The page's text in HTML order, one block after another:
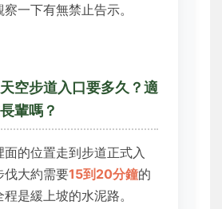
一下有無禁止告示。
空步道入口要多久？適
輩嗎？
的位置走到步道正式入
伐大約需要15到20分鐘的
是緩上坡的水泥路。